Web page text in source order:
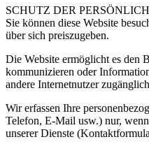
SCHUTZ DER
Sie können diese Website
über sich preiszugeben.
Die Website ermöglicht es den
kommunizieren oder
andere Internetnutzer
Wir erfassen Ihre
Telefon, E-Mail usw.) nur,
unserer Dienste